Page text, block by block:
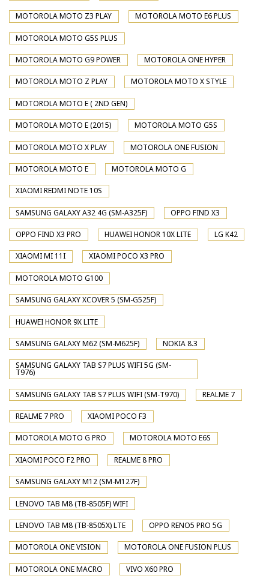
MOTOROLA MOTO Z3 PLAY MOTOROLA MOTO E6 PLUS
MOTOROLA MOTO G5S PLUS
MOTOROLA MOTO G9 POWER MOTOROLA ONE HYPER
MOTOROLA MOTO Z PLAY MOTOROLA MOTO X STYLE
MOTOROLA MOTO E ( 2ND GEN)
MOTOROLA MOTO E (2015) MOTOROLA MOTO G5S
MOTOROLA MOTO X PLAY MOTOROLA ONE FUSION
MOTOROLA MOTO E MOTOROLA MOTO G
XIAOMI REDMI NOTE 10S
SAMSUNG GALAXY A32 4G (SM-A325F) OPPO FIND X3
OPPO FIND X3 PRO HUAWEI HONOR 10X LITE LG K42
XIAOMI MI 11I XIAOMI POCO X3 PRO
MOTOROLA MOTO G100
SAMSUNG GALAXY XCOVER 5 (SM-G525F)
HUAWEI HONOR 9X LITE
SAMSUNG GALAXY M62 (SM-M625F) NOKIA 8.3
SAMSUNG GALAXY TAB S7 PLUS WIFI 5G (SM-
T976)
SAMSUNG GALAXY TAB S7 PLUS WIFI (SM-T970) REALME 7
REALME 7 PRO XIAOMI POCO F3
MOTOROLA MOTO G PRO MOTOROLA MOTO E6S
XIAOMI POCO F2 PRO REALME 8 PRO
SAMSUNG GALAXY M12 (SM-M127F)
LENOVO TAB M8 (TB-8505F) WIFI
LENOVO TAB M8 (TB-8505X) LTE OPPO RENO5 PRO 5G
MOTOROLA ONE VISION MOTOROLA ONE FUSION PLUS
MOTOROLA ONE MACRO VIVO X60 PRO